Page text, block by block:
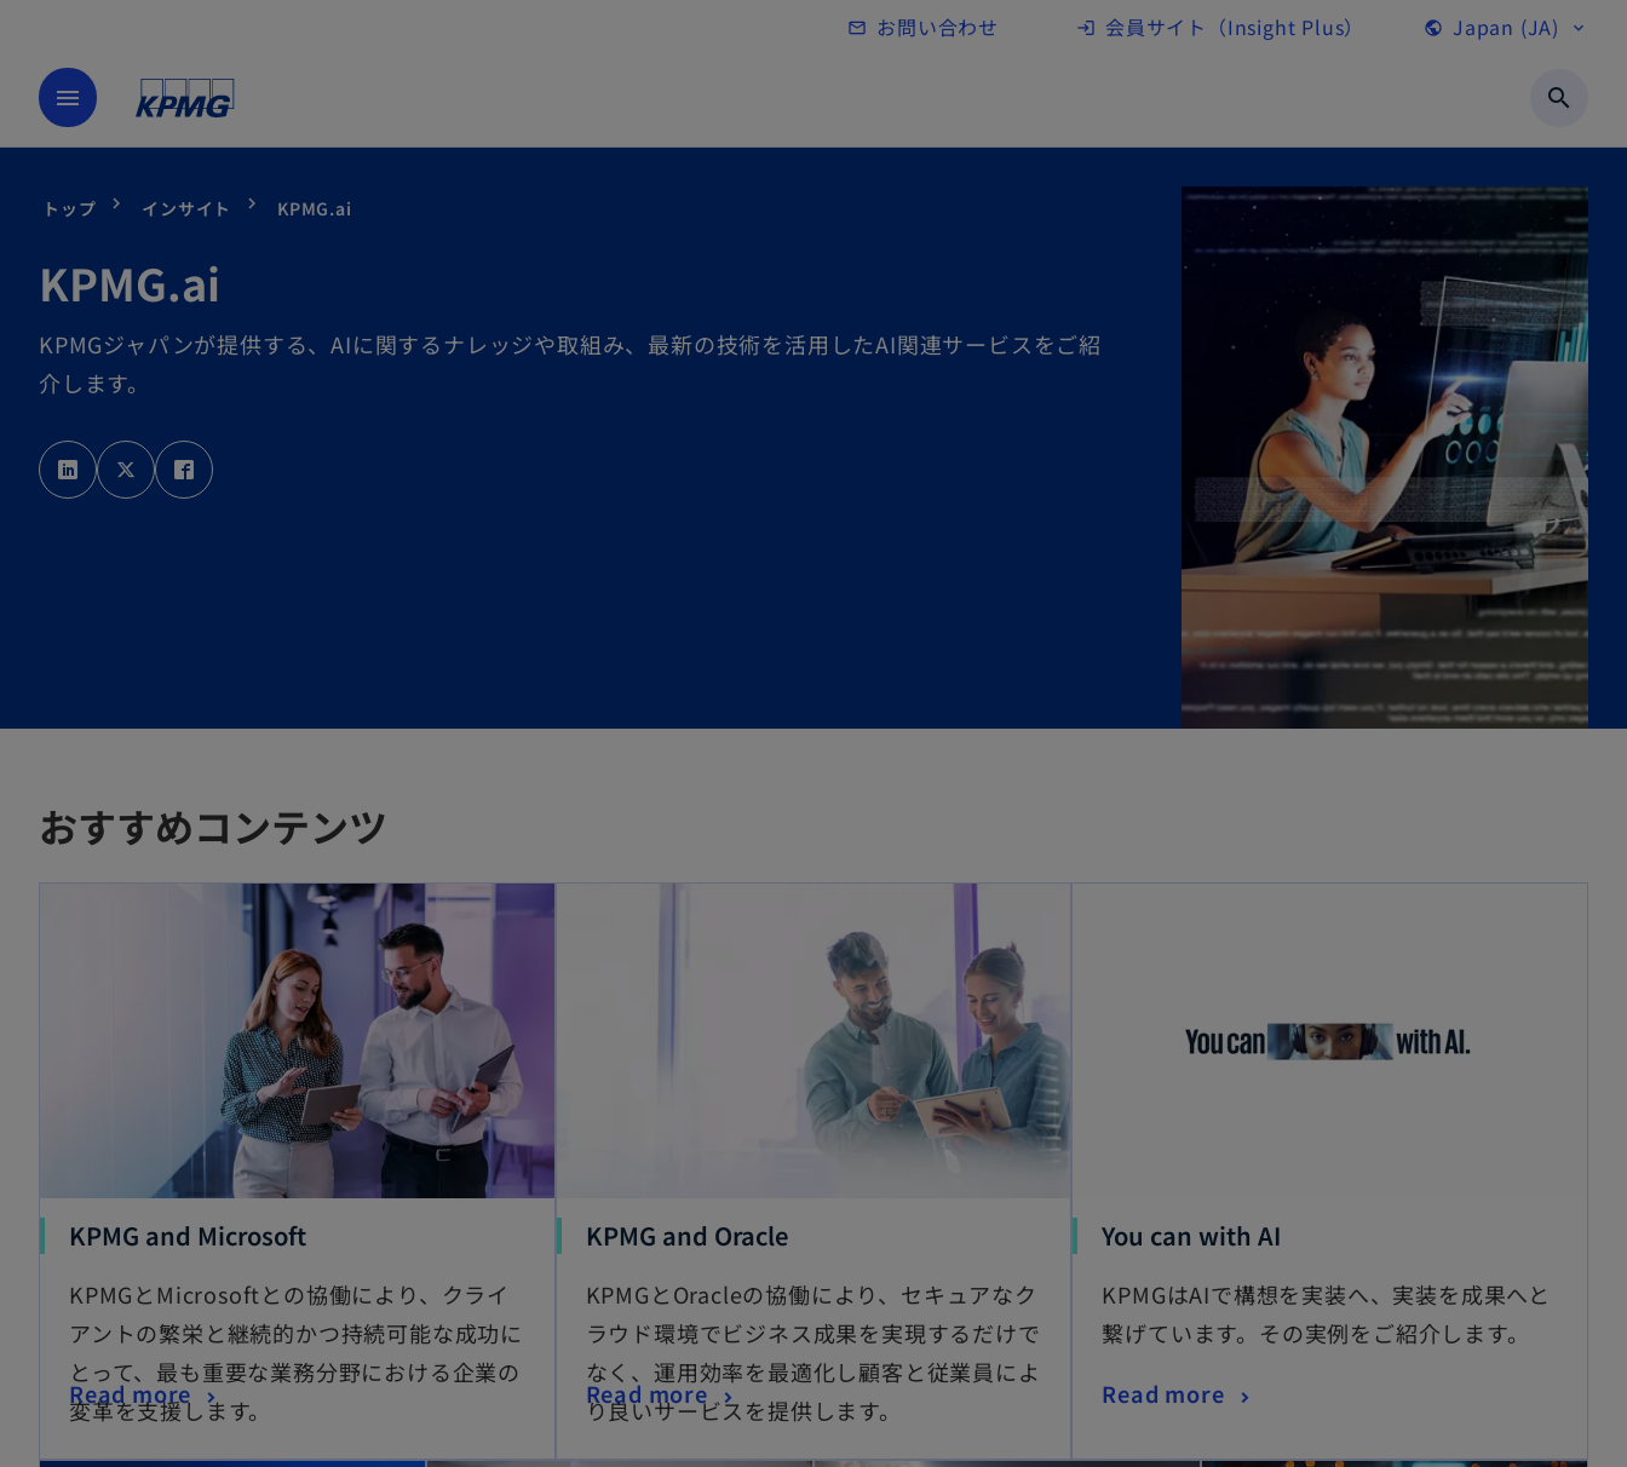
Skip to main content
mail_outline お問い合わせ login 会員サイト（Insight Plus）
新
public Japan (JA) expand_more
menu search
トップ インサイト KPMG.ai
KPMG.ai
KPMGジャパンが提供する、AIに関するナレッジや取組み、最新の技術を活用したAI関連サービスをご紹
介します。
新
し
新
し
おすすめコンテンツ
KPMG and Microsoft
KPMGとMicrosoftとの協働により、クライ
アントの繁栄と継続的かつ持続可能な成功に
とって、最も重要な業務分野における企業の
変革を支援します。
Read more
KPMG and Oracle
KPMGとOracleの協働により、セキュアなク
ラウド環境でビジネス成果を実現するだけで
なく、運用効率を最適化し顧客と従業員によ
り良いサービスを提供します。
Read more
You can with AI
KPMGはAIで構想を実装へ、実装を成果へと
繋げています。その実例をご紹介します。
Read more